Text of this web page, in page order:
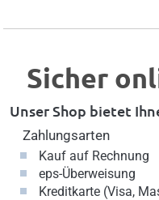
Sicher
Unser Shop bietet
Zahlungsarten
Kauf auf Rechnung
eps-Überweisung
Kreditkarte (Visa,